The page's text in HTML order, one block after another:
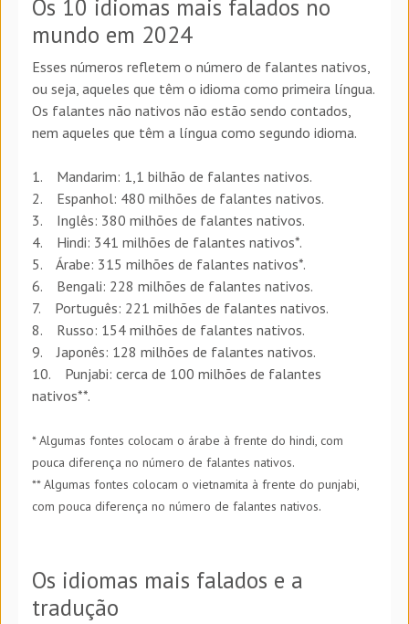
Os 10 idiomas mais falados no
mundo em 2024
Esses números refletem o número de falantes nativos,
ou seja, aqueles que têm o idioma como primeira língua.
Os falantes não nativos não estão sendo contados,
nem aqueles que têm a língua como segundo idioma.
1. Mandarim: 1,1 bilhão de falantes nativos.
2. Espanhol: 480 milhões de falantes nativos.
3. Inglês: 380 milhões de falantes nativos.
4. Hindi: 341 milhões de falantes nativos*.
5. Árabe: 315 milhões de falantes nativos*.
6. Bengali: 228 milhões de falantes nativos.
7. Português: 221 milhões de falantes nativos.
8. Russo: 154 milhões de falantes nativos.
9. Japonês: 128 milhões de falantes nativos.
10. Punjabi: cerca de 100 milhões de falantes
nativos**.
* Algumas fontes colocam o árabe à frente do hindi, com
pouca diferença no número de falantes nativos.
** Algumas fontes colocam o vietnamita à frente do punjabi,
com pouca diferença no número de falantes nativos.
Os idiomas mais falados e a
tradução